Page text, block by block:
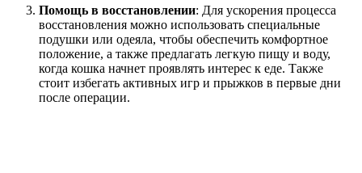
Помощь в восстановлении: Для ускорения процесса
восстановления можно использовать специальные
подушки или одеяла, чтобы обеспечить комфортное
положение, а также предлагать легкую пищу и воду,
когда кошка начнет проявлять интерес к еде. Также
стоит избегать активных игр и прыжков в первые дни
после операции.